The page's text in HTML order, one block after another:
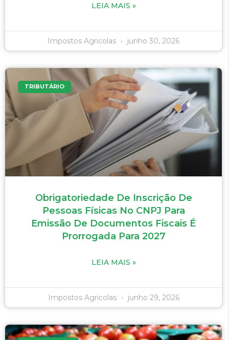
LEIA MAIS »
Impostos Agricolas junho 30, 2026
TRIBUTÁRIO
Obrigatoriedade De Inscrição De
Pessoas Físicas No CNPJ Para
Emissão De Documentos Fiscais É
Prorrogada Para 2027
LEIA MAIS »
Impostos Agricolas junho 29, 2026